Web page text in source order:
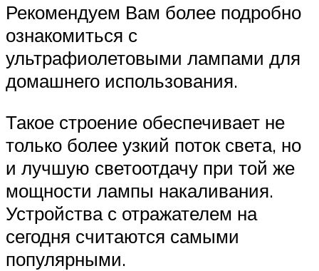
Рекомендуем Вам более подробно
ознакомиться с
ультрафиолетовыми лампами для
домашнего использования.
Такое строение обеспечивает не
только более узкий поток света, но
и лучшую светоотдачу при той же
мощности лампы накаливания.
Устройства с отражателем на
сегодня считаются самыми
популярными.